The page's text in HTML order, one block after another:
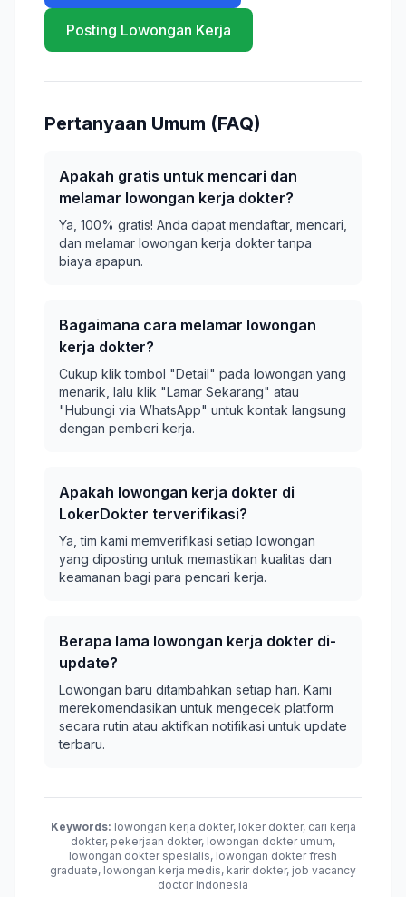
Posting Lowongan Kerja
Pertanyaan Umum (FAQ)
Apakah gratis untuk mencari dan
melamar lowongan kerja dokter?
Ya, 100% gratis! Anda dapat mendaftar, mencari,
dan melamar lowongan kerja dokter tanpa
biaya apapun.
Bagaimana cara melamar lowongan
kerja dokter?
Cukup klik tombol "Detail" pada lowongan yang
menarik, lalu klik "Lamar Sekarang" atau
"Hubungi via WhatsApp" untuk kontak langsung
dengan pemberi kerja.
Apakah lowongan kerja dokter di
LokerDokter terverifikasi?
Ya, tim kami memverifikasi setiap lowongan
yang diposting untuk memastikan kualitas dan
keamanan bagi para pencari kerja.
Berapa lama lowongan kerja dokter di-
update?
Lowongan baru ditambahkan setiap hari. Kami
merekomendasikan untuk mengecek platform
secara rutin atau aktifkan notifikasi untuk update
terbaru.
Keywords: lowongan kerja dokter, loker dokter, cari kerja
dokter, pekerjaan dokter, lowongan dokter umum,
lowongan dokter spesialis, lowongan dokter fresh
graduate, lowongan kerja medis, karir dokter, job vacancy
doctor Indonesia